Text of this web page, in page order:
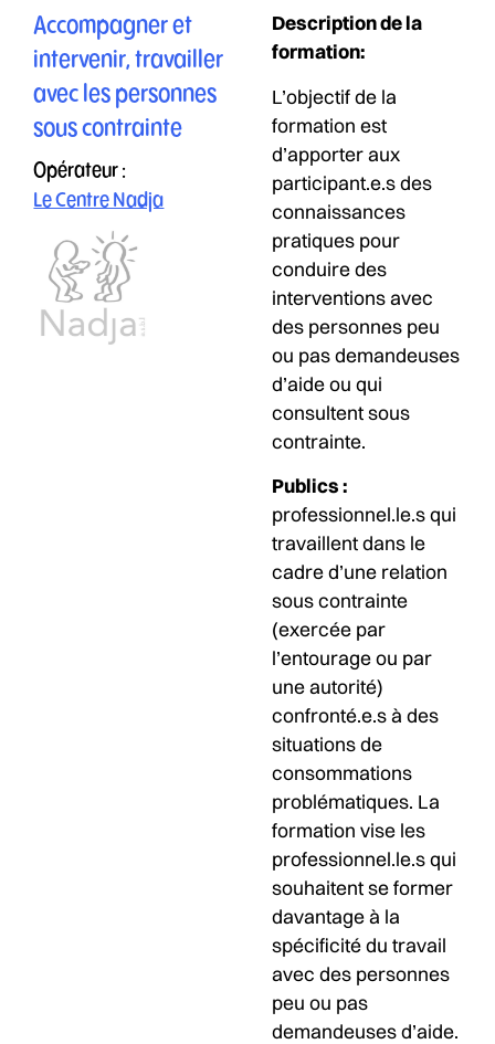
Accompagner et
intervenir, travailler
avec les personnes
sous contrainte
Opérateur :
Le Centre Nadja
Description de la
formation:
L’objectif de la
formation est
d’apporter aux
participant.e.s des
connaissances
pratiques pour
conduire des
interventions avec
des personnes peu
ou pas demandeuses
d’aide ou qui
consultent sous
contrainte.
Publics :
professionnel.le.s qui
travaillent dans le
cadre d’une relation
sous contrainte
(exercée par
l’entourage ou par
une autorité)
confronté.e.s à des
situations de
consommations
problématiques. La
formation vise les
professionnel.le.s qui
souhaitent se former
davantage à la
spécificité du travail
avec des personnes
peu ou pas
demandeuses d’aide.